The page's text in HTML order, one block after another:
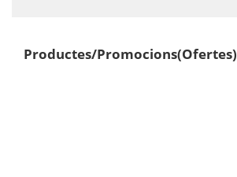
Productes/Promocions(Ofertes)